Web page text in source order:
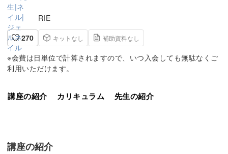
RIE
270
キットなし 補助資料なし
※会費は日単位で計算されますので、いつ入会しても無駄なくご
利用いただけます。
講座の紹介 カリキュラム 先生の紹介
講座の紹介